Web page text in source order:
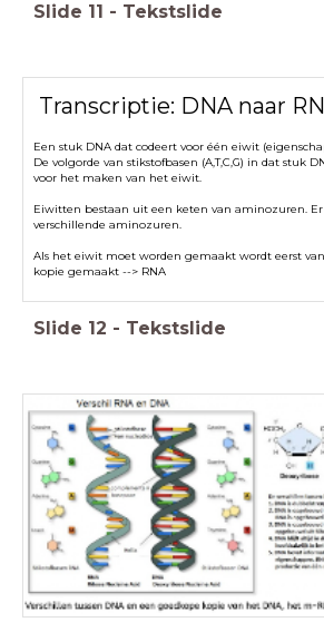
Slide 11 - Tekstslide
Transcriptie: DNA naar
Een stuk DNA dat codeert voor één eiwit
De volgorde van stikstofbasen (A,T,C,G) in dat stuk
voor het maken van het eiwit.
Eiwitten bestaan uit een keten van aminozuren.
verschillende aminozuren.
Als het eiwit moet worden gemaakt wordt eerst
kopie gemaakt --> RNA
Slide 12 - Tekstslide